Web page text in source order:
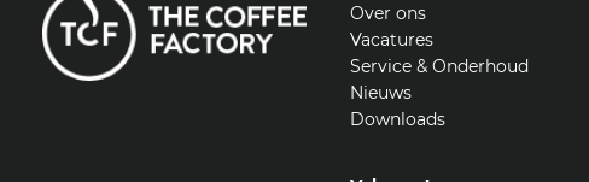
Over ons
Vacatures
Service & Onderhoud
Nieuws
Downloads